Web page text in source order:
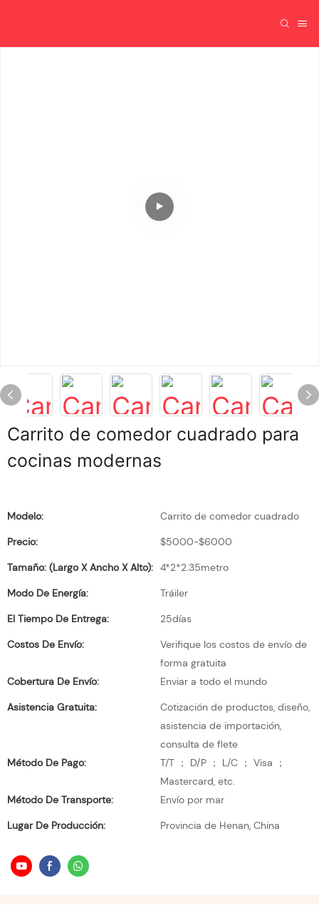
Carrito de comedor cuadrado para
cocinas modernas
Modelo:
Carrito de comedor cuadrado
Precio:
$5000-$6000
Tamaño: (largo X Ancho X Alto): 4*2*2.35metro
Modo De Energía:
Tráiler
El Tiempo De Entrega:
25días
Costos De Envío:
Verifique los costos de envío de
forma gratuita
Cobertura De Envío:
Enviar a todo el mundo
Asistencia Gratuita:
Cotización de productos, diseño,
asistencia de importación,
consulta de flete
Método De Pago:
T/T ； D/P ； L/C ； Visa ；
Mastercard, etc.
Método De Transporte:
Envío por mar
Lugar De Producción:
Provincia de Henan, China